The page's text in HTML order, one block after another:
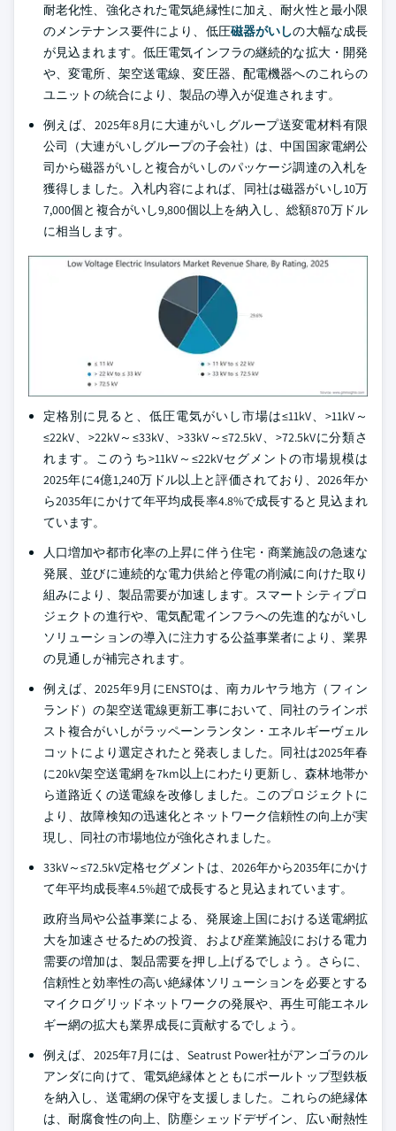
耐老化性、強化された電気絶縁性に加え、耐火性と最小限
のメンテナンス要件により、低圧磁器がいしの大幅な成長
が見込まれます。低圧電気インフラの継続的な拡大・開発
や、変電所、架空送電線、変圧器、配電機器へのこれらの
ユニットの統合により、製品の導入が促進されます。
例えば、2025年8月に大連がいしグループ送変電材料有限
公司（大連がいしグループの子会社）は、中国国家電網公
司から磁器がいしと複合がいしのパッケージ調達の入札を
獲得しました。入札内容によれば、同社は磁器がいし10万
7,000個と複合がいし9,800個以上を納入し、総額870万ドル
に相当します。
定格別に見ると、低圧電気がいし市場は≤11kV、>11kV～
≤22kV、>22kV～≤33kV、>33kV～≤72.5kV、>72.5kVに分類さ
れます。このうち>11kV～≤22kVセグメントの市場規模は
2025年に4億1,240万ドル以上と評価されており、2026年か
ら2035年にかけて年平均成長率4.8%で成長すると見込まれ
ています。
人口増加や都市化率の上昇に伴う住宅・商業施設の急速な
発展、並びに連続的な電力供給と停電の削減に向けた取り
組みにより、製品需要が加速します。スマートシティプロ
ジェクトの進行や、電気配電インフラへの先進的ながいし
ソリューションの導入に注力する公益事業者により、業界
の見通しが補完されます。
例えば、2025年9月にENSTOは、南カルヤラ地方（フィン
ランド）の架空送電線更新工事において、同社のラインポ
スト複合がいしがラッペーンランタン・エネルギーヴェル
コットにより選定されたと発表しました。同社は2025年春
に20kV架空送電網を7km以上にわたり更新し、森林地帯か
ら道路近くの送電線を改修しました。このプロジェクトに
より、故障検知の迅速化とネットワーク信頼性の向上が実
現し、同社の市場地位が強化されました。
33kV～≤72.5kV定格セグメントは、2026年から2035年にかけ
て年平均成長率4.5%超で成長すると見込まれています。
政府当局や公益事業による、発展途上国における送電網拡
大を加速させるための投資、および産業施設における電力
需要の増加は、製品需要を押し上げるでしょう。さらに、
信頼性と効率性の高い絶縁体ソリューションを必要とする
マイクログリッドネットワークの発展や、再生可能エネル
ギー網の拡大も業界成長に貢献するでしょう。
例えば、2025年7月には、Seatrust Power社がアンゴラのル
アンダに向けて、電気絶縁体とともにポールトップ型鉄板
を納入し、送電網の保守を支援しました。これらの絶縁体
は、耐腐食性の向上、防塵シェッドデザイン、広い耐熱性